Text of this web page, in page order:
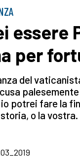
essere
per
del
potrei fare la
o la